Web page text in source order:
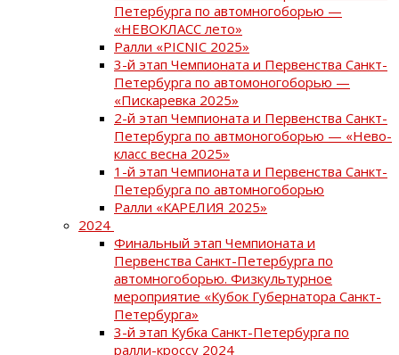
Петербурга по автомногоборью —
«НЕВОКЛАСС лето»
Ралли «PICNIC 2025»
3-й этап Чемпионата и Первенства Санкт-
Петербурга по автомоногоборью —
«Пискаревка 2025»
2-й этап Чемпионата и Первенства Санкт-
Петербурга по автмоногоборью — «Нево-
класс весна 2025»
1-й этап Чемпионата и Первенства Санкт-
Петербурга по автомногоборью
Ралли «КАРЕЛИЯ 2025»
2024
Финальный этап Чемпионата и
Первенства Санкт-Петербурга по
автомногоборью. Физкультурное
мероприятие «Кубок Губернатора Санкт-
Петербурга»
3-й этап Кубка Санкт-Петербурга по
ралли-кроссу 2024